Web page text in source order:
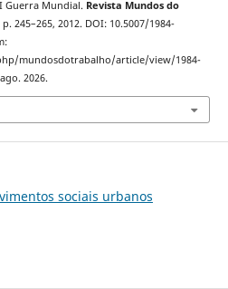
Guerra Mundial. Revista Mundos do
245–265, 2012. DOI: 10.5007/1984-
mundosdotrabalho/article/view/1984-
2026.
sociais urbanos